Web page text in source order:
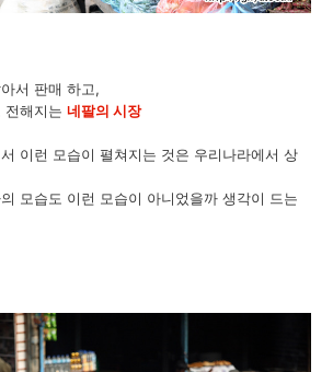
서 판매 하고,
전해지는 네팔의 시장
이런 모습이 펼쳐지는 것은 우리나라에서 상
모습도 이런 모습이 아니었을까 생각이 드는